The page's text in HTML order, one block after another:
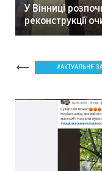
У Вінниці
реконструкції
мер Вінниці.
АКТУАЛЬНЕ